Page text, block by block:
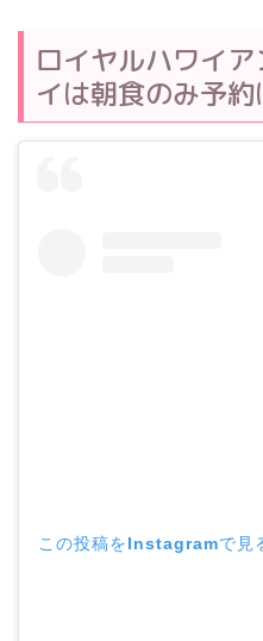
ロイヤルハワイ
イは朝食のみ予約
この投稿をInstagramで見